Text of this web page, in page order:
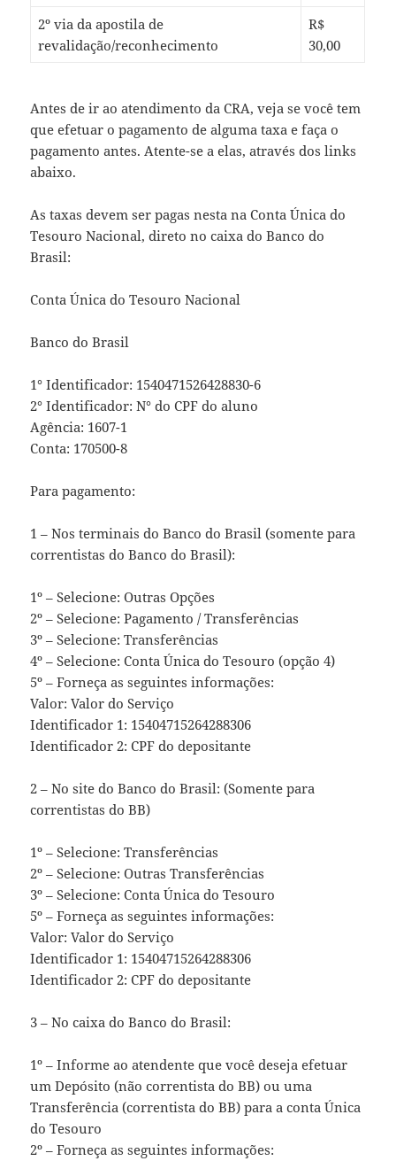
2º via da apostila de
revalidação/reconhecimento
R$
30,00
Antes de ir ao atendimento da CRA, veja se você tem
que efetuar o pagamento de alguma taxa e faça o
pagamento antes. Atente-se a elas, através dos links
abaixo.
As taxas devem ser pagas nesta na Conta Única do
Tesouro Nacional, direto no caixa do Banco do
Brasil:
Conta Única do Tesouro Nacional
Banco do Brasil
1° Identificador: 1540471526428830-6
2° Identificador: N° do CPF do aluno
Agência: 1607-1
Conta: 170500-8
Para pagamento:
1 – Nos terminais do Banco do Brasil (somente para
correntistas do Banco do Brasil):
1º – Selecione: Outras Opções
2º – Selecione: Pagamento / Transferências
3º – Selecione: Transferências
4º – Selecione: Conta Única do Tesouro (opção 4)
5º – Forneça as seguintes informações:
Valor: Valor do Serviço
Identificador 1: 15404715264288306
Identificador 2: CPF do depositante
2 – No site do Banco do Brasil: (Somente para
correntistas do BB)
1º – Selecione: Transferências
2º – Selecione: Outras Transferências
3º – Selecione: Conta Única do Tesouro
5º – Forneça as seguintes informações:
Valor: Valor do Serviço
Identificador 1: 15404715264288306
Identificador 2: CPF do depositante
3 – No caixa do Banco do Brasil:
1º – Informe ao atendente que você deseja efetuar
um Depósito (não correntista do BB) ou uma
Transferência (correntista do BB) para a conta Única
do Tesouro
2º – Forneça as seguintes informações: